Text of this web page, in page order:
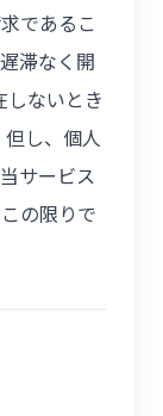
であるこ
滞なく開
ないとき
し、個人
サービス
の限りで